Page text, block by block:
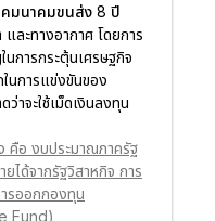
มนาคมขนส่ง 8 ปี
ละทางอากาศ โดยการ
การกระตุ้นเศรษฐกิจ
ในการแข่งขันของ
ว่าจะใช้เม็ดเงินลงทุน
คือ งบประมาณภาครัฐ
ได้จากรัฐวิสาหกิจ การ
รออกกองทุน
Fund)